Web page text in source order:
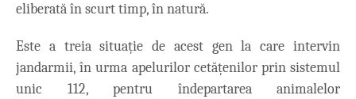
eliberată în scurt timp, în natură.
Este a treia situație de acest gen la care intervin
jandarmii, în urma apelurilor cetățenilor prin sistemul
unic 112, pentru îndepartarea animalelor